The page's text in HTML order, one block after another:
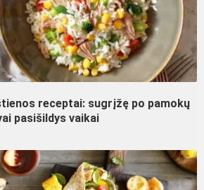
receptai: sugrįžę po pamokų
pasišildys vaikai